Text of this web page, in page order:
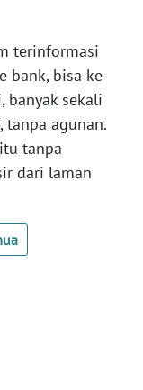
terinformasi
bank, bisa ke
banyak sekali
tanpa agunan.
tanpa
dari laman